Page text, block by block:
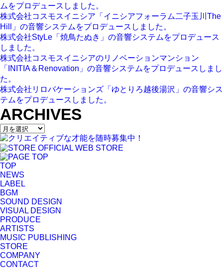
ムをプロデュースしました。
株式会社コスモスイニシア「イニシアフォーラム二子玉川The
Hill」の音響システムをプロデュースしました。
株式会社StyLe「焼鳥たぬき」の音響システムをプロデュース
しました。
株式会社コスモスイニシアのリノベーションマンション
「INITIA＆Renovation」の音響システムをプロデュースしまし
た。
株式会社リロバケーションズ「ゆとりろ越後湯沢」の音響シス
テムをプロデュースしました。
ARCHIVES
TOP
NEWS
LABEL
BGM
SOUND DESIGN
VISUAL DESIGN
PRODUCE
ARTISTS
MUSIC PUBLISHING
STORE
COMPANY
CONTACT